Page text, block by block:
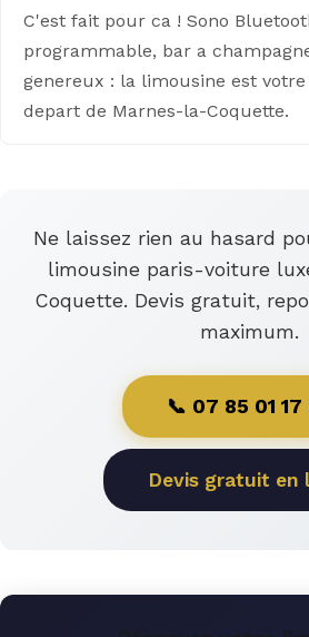
C'est fait pour ca ! Sono
programmable, bar a
genereux : la limousine est
depart de Marnes-la-Coquette.
Ne laissez rien au hasard
limousine paris-voiture
Coquette. Devis gratuit,
maximum.
📞 07 85 01 17
Devis gratuit en